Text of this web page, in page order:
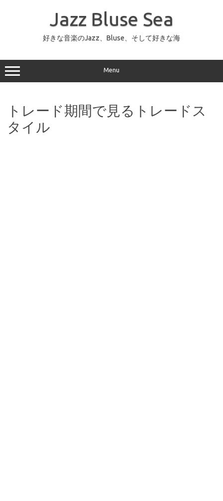
ッ
プ
Jazz Bluse Sea
好きな音楽のJazz、Bluse、そして好きな海
Menu
トレード期間で見るトレードス
タイル